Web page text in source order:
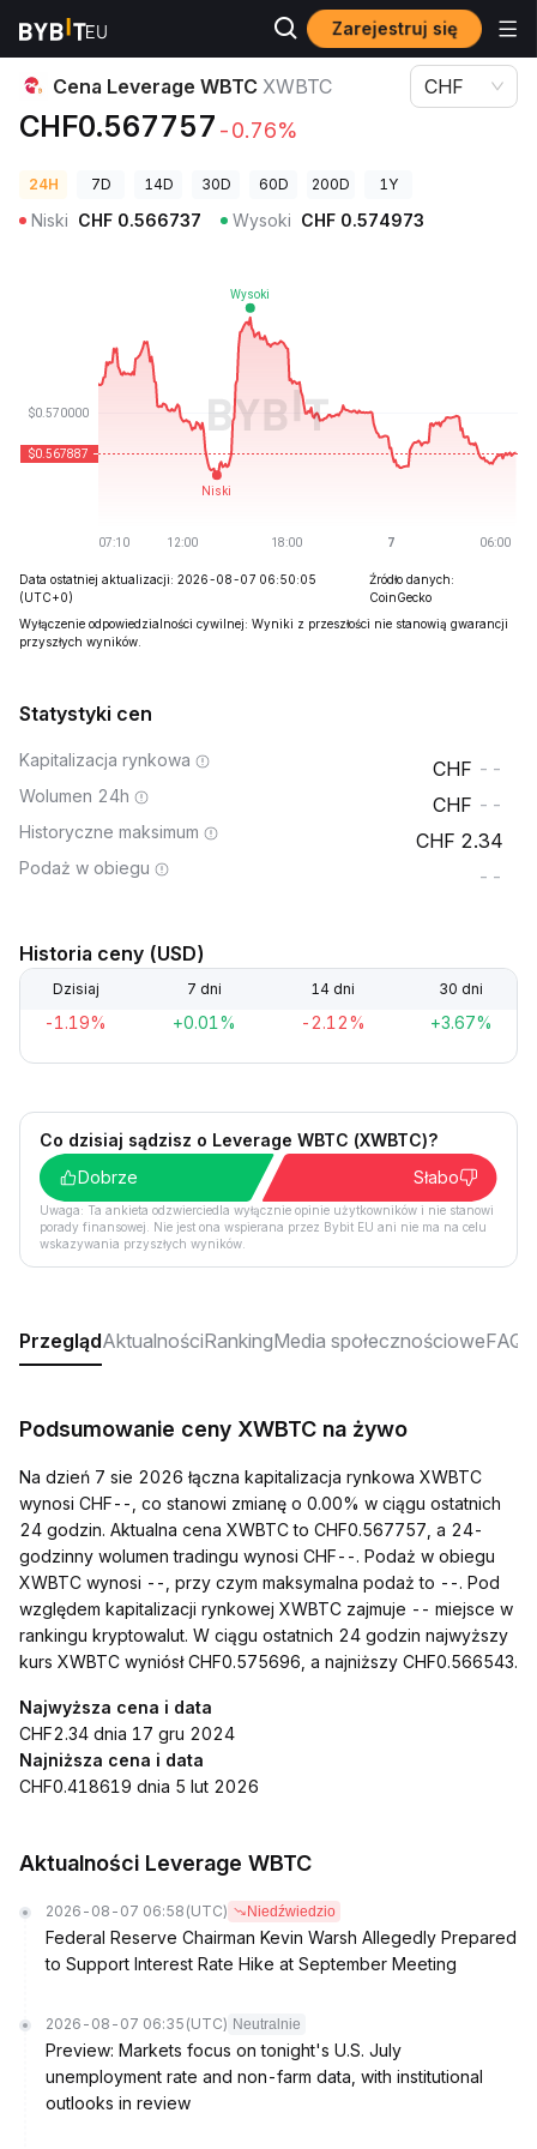
Zarejestruj się
Ceny kryptowalut Cena Leverage WBTC XWBTC
Cena Leverage WBTC XWBTC
CHF0.567757 -0.76%
CHF
24H 7D 14D 30D 60D 200D 1Y
Niski CHF 0.566737 Wysoki CHF 0.574973
Data ostatniej aktualizacji: 2026-08-07 06:50:05
(UTC+0)
Źródło danych:
CoinGecko
Wyłączenie odpowiedzialności cywilnej: Wyniki z przeszłości nie stanowią gwarancji
przyszłych wyników.
Statystyki cen
Kapitalizacja rynkowa --
Wolumen 24h --
Historyczne maksimum 2.34
Podaż w obiegu --
Historia ceny (USD)
Dzisiaj 7 dni 14 dni 30 dni
-1.19% +0.01% -2.12% +3.67%
Co dzisiaj sądzisz o Leverage WBTC (XWBTC)?
Dobrze
Słabo
Uwaga: Ta ankieta odzwierciedla wyłącznie opinie użytkowników i nie stanowi
porady finansowej. Nie jest ona wspierana przez Bybit EU ani nie ma na celu
wskazywania przyszłych wyników.
PrzeglądAktualnościRankingMedia społecznościoweFAQ
Podsumowanie ceny XWBTC na żywo
Na dzień 7 sie 2026 łączna kapitalizacja rynkowa XWBTC
wynosi CHF--, co stanowi zmianę o 0.00% w ciągu ostatnich
24 godzin. Aktualna cena XWBTC to CHF0.567757, a 24-
godzinny wolumen tradingu wynosi CHF--. Podaż w obiegu
XWBTC wynosi --, przy czym maksymalna podaż to --. Pod
względem kapitalizacji rynkowej XWBTC zajmuje -- miejsce w
rankingu kryptowalut. W ciągu ostatnich 24 godzin najwyższy
kurs XWBTC wyniósł CHF0.575696, a najniższy CHF0.566543.
Najwyższa cena i data
CHF2.34 dnia 17 gru 2024
Najniższa cena i data
CHF0.418619 dnia 5 lut 2026
Aktualności Leverage WBTC
2026-08-07 06:58 (UTC) Niedźwiedzio
Federal Reserve Chairman Kevin Warsh Allegedly Prepared
to Support Interest Rate Hike at September Meeting
2026-08-07 06:35 (UTC) Neutralnie
Preview: Markets focus on tonight's U.S. July
unemployment rate and non-farm data, with institutional
outlooks in review